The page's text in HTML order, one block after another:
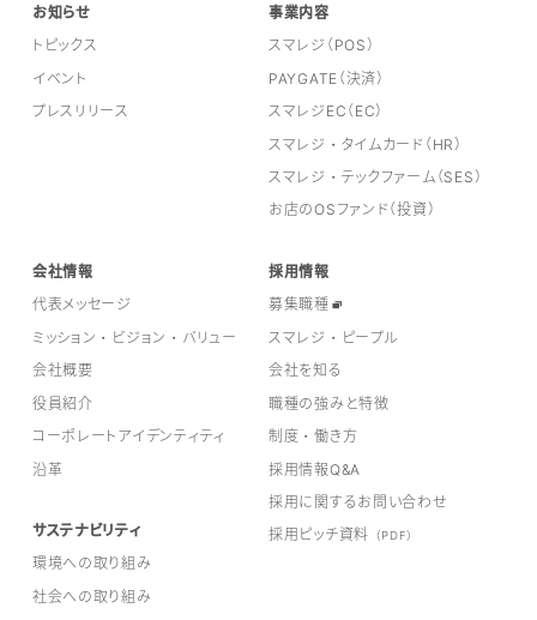
お知らせ
トピックス
イベント
プレスリリース
事業内容
スマレジ（POS）
PAYGATE（決済）
スマレジEC（EC）
スマレジ・タイムカード（HR）
スマレジ・テックファーム（SES）
お店のOSファンド（投資）
会社情報
代表メッセージ
ミッション・ビジョン・バリュー
会社概要
役員紹介
コーポレートアイデンティティ
沿革
サステナビリティ
環境への取り組み
社会への取り組み
採用情報
募集職種
スマレジ・ピープル
会社を知る
職種の強みと特徴
制度・働き方
採用情報Q&A
採用に関するお問い合わせ
採用ピッチ資料
（PDF）